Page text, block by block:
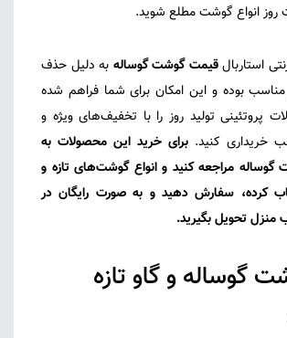
روز انواع گوشت مطلع شوید.
استاربالقیمت گوشت گوساله به دلیل حذف
بوده و این امکان برای شما فراهم شده
پروتئینی تولید روز را با تخفیف‌های ویژه و
خریداری کنید. برای خرید این محصولات به
مراجعه کنید و انواع گوشت‌های تازه و
کرده، سفارش دهید و به صورت رایگان در
منزل تحویل بگیرید.
گوساله و گاو تازه